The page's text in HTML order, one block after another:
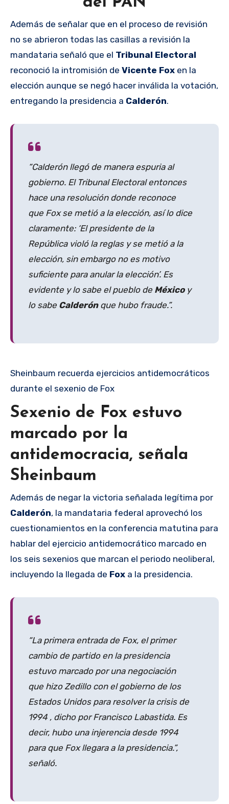
Además de señalar que en el proceso de revisión
no se abrieron todas las casillas a revisión la
mandataria señaló que el Tribunal Electoral
reconoció la intromisión de Vicente Fox en la
elección aunque se negó hacer inválida la votación,
entregando la presidencia a Calderón.
“Calderón llegó de manera espuria al
gobierno. El Tribunal Electoral entonces
hace una resolución donde reconoce
que Fox se metió a la elección, así lo dice
claramente: ‘El presidente de la
República violó la reglas y se metió a la
elección, sin embargo no es motivo
suficiente para anular la elección’. Es
evidente y lo sabe el pueblo de México y
lo sabe Calderón que hubo fraude.”.
Sheinbaum recuerda ejercicios antidemocráticos
durante el sexenio de Fox
Sexenio de Fox estuvo
marcado por la
antidemocracia, señala
Sheinbaum
Además de negar la victoria señalada legítima por
Calderón, la mandataria federal aprovechó los
cuestionamientos en la conferencia matutina para
hablar del ejercicio antidemocrático marcado en
los seis sexenios que marcan el periodo neoliberal,
incluyendo la llegada de Fox a la presidencia.
“La primera entrada de Fox, el primer
cambio de partido en la presidencia
estuvo marcado por una negociación
que hizo Zedillo con el gobierno de los
Estados Unidos para resolver la crisis de
1994 , dicho por Francisco Labastida. Es
decir, hubo una injerencia desde 1994
para que Fox llegara a la presidencia.”,
señaló.